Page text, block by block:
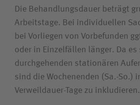
Die Behandlungsdauer beträgt
Arbeitstage. Bei individuellen
bei Vorliegen von Vorbefunden
oder in Einzelfällen länger. Da es
durchgehenden stationären
sind die Wochenenden (Sa.-So.)
Verweildauer-Tage zu inkludieren.